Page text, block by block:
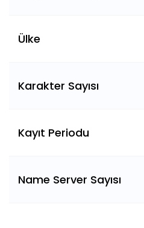
Ülke
Karakter Sayısı
Kayıt Periodu
Name Server Sayısı